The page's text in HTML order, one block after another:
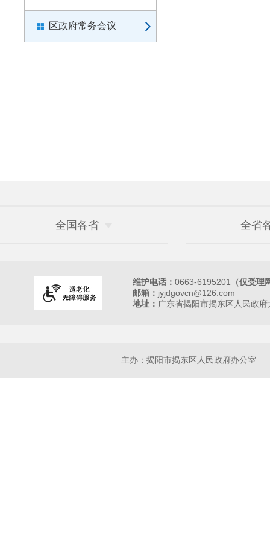
区政府常务会议
全国各省 全省
维护电话： 0663-6195201
（仅受
邮箱： jyjdgovcn@126.com
地址： 广东省揭阳市揭东区人民政
主办：揭阳市揭东区人民政府办公